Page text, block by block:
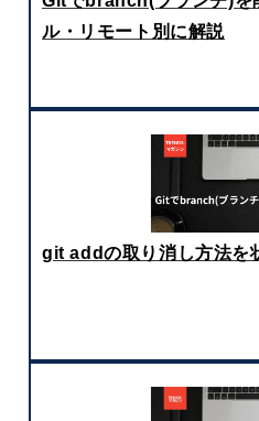
ル・リモート別に解説
git addの取り消し方法を